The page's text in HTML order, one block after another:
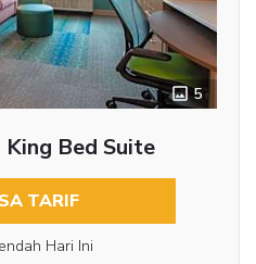
5
Bed Suite
TARIF
Hari Ini